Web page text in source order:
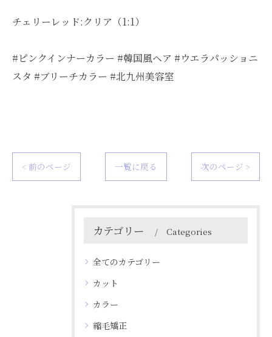
チェリーレッド:クリア（1:1）
#ピンクインナーカラー #韓国風ヘア #ウエラパッショニ
スタ #ブリーチカラー #北九州美容室
< 前のページ 一覧に戻る 次のページ >
カテゴリー Categories
全てのカテゴリー
カット
カラー
縮毛矯正